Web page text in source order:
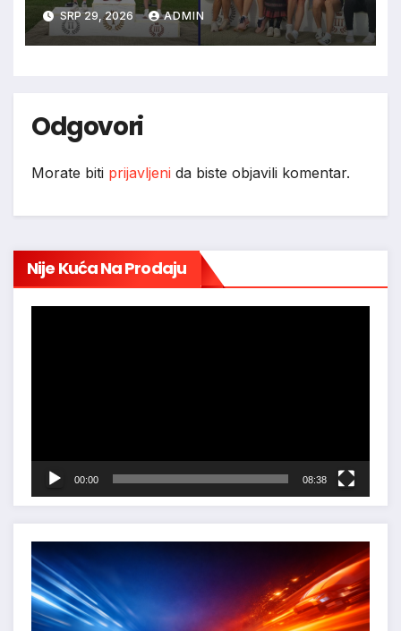
SRP 29, 2026 ADMIN
Odgovori
Morate biti prijavljeni da biste objavili komentar.
Nije Kuća Na Prodaju
00:00 08:38